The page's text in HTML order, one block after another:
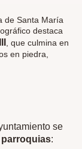
de Santa María
destaca
, que culmina en
en piedra,
se
: